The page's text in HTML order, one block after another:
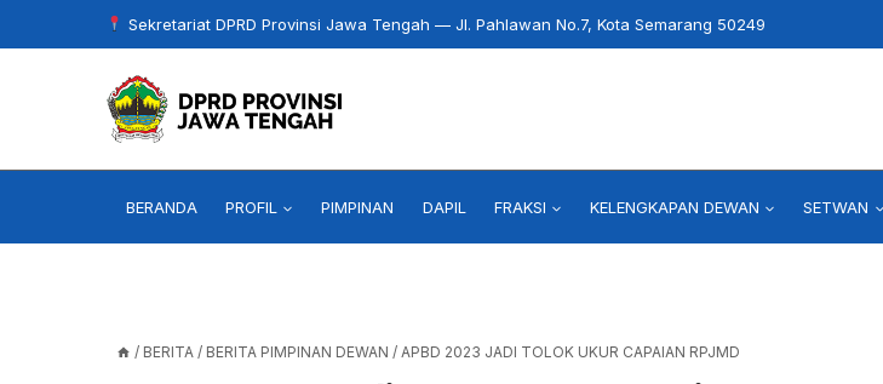
to
Sekretariat DPRD Provinsi Jawa Tengah — Jl. Pahlawan No.7, Kota Semarang 50249
BERANDA PROFIL PIMPINAN DAPIL FRAKSI KELENGKAPAN DEWAN SETWAN
/ BERITA / BERITA PIMPINAN DEWAN / APBD 2023 JADI TOLOK UKUR CAPAIAN RPJMD